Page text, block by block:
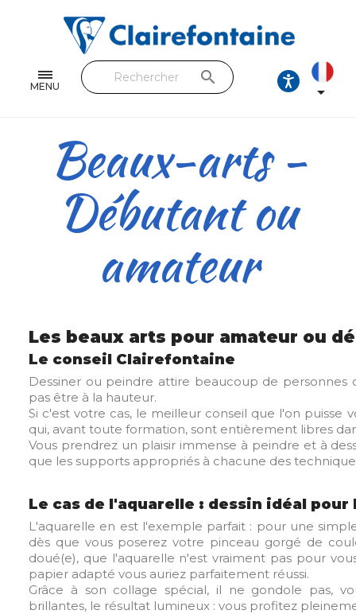
MENU
Feuilles & Copies
Beaux-arts & Dessin
Loisirs créatifs
Papiers cadeaux et emballages
Cuir & trousses
RETROUVEZ NOS COLLECTIONS
search

Beaux-arts -
Débutant ou
amateur
Les beaux arts pour amateur ou
Le conseil Clairefontaine
Dessiner ou peindre attire beaucoup de
pas être à la hauteur.
Si c'est votre cas, le meilleur conseil que l'on
qui, avant toute formation, sont entièrement libres
Vous prendrez un plaisir immense à peindre et à
que les supports appropriés à chacune des
Le cas de l'aquarelle : dessin idéal
L'aquarelle en est l'exemple parfait : pour une
dès que vous poserez votre pinceau gorgé de
doué(e), que l'aquarelle n'est vraiment pas pour
papier adapté vous auriez parfaitement réussi.
Grâce à son collage spécial, il ne gondole pas,
brillantes, le résultat lumineux : vous profitez